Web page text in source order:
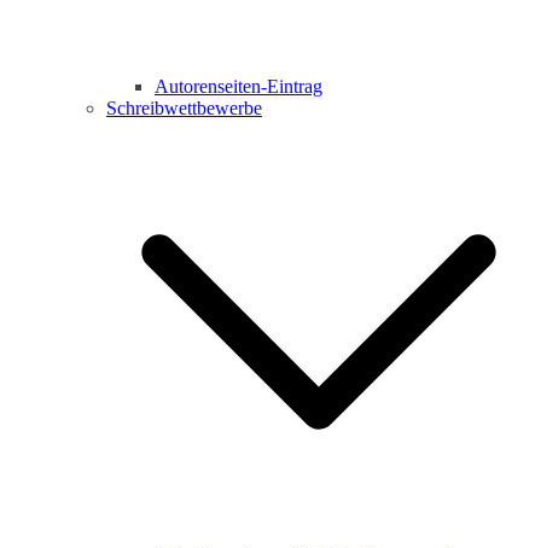
Autorenseiten-Eintrag
Schreibwettbewerbe